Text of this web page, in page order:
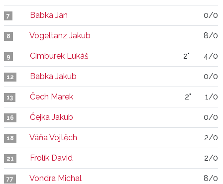
7 Babka Jan 0/0
8 Vogeltanz Jakub 8/0
9 Cimburek Lukáš 2" 4/0
12 Babka Jakub 0/0
13 Čech Marek 2" 1/0
16 Čejka Jakub 0/0
18 Váňa Vojtěch 2/0
21 Frolík David 2/0
77 Vondra Michal 8/0